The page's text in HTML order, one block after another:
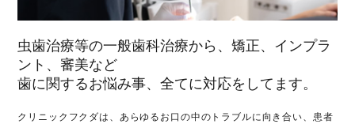
虫歯治療等の一般歯科治療から、矯正、インプラ
ント、審美など
歯に関するお悩み事、全てに対応をしてます。
クリニックフクダは、あらゆるお口の中のトラブルに向き合い、患者